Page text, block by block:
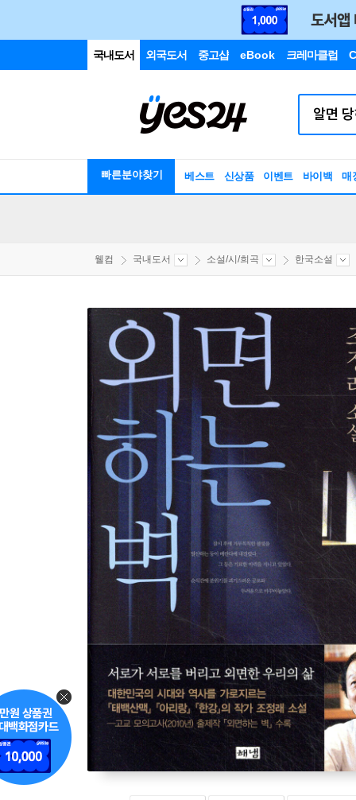
국내도서 외국도서 중고샵 eBook 크레마클럽
빠른분야찾기 베스트 신상품 이벤트 바이백 매
웰컴 국내도서 소설/시/희곡 한국소설